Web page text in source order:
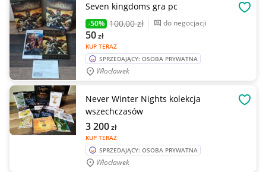
Seven kingdoms gra pc
-50% 100,00 zł do negocjacji
KUP TERAZ
50zł
SPRZEDAJĄCY: OSOBA PRYWATNA
Włocławek
Never Winter Nights kolekcja
wszechczasów
KUP TERAZ
3 200zł
SPRZEDAJĄCY: OSOBA PRYWATNA
Włocławek